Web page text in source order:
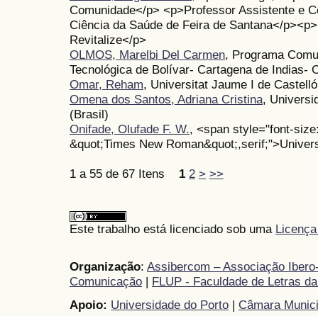
Comunidade</p> <p>Professor Assistente e
Ciência da Saúde de Feira de Santana</
Revitalize</p>
OLMOS, Marelbi Del Carmen, Programa
Tecnológica de Bolívar- Cartagena de Indias-
Omar, Reham, Universitat Jaume I de
Omena dos Santos, Adriana Cristina,
(Brasil)
Onifade, Olufade F. W., <span style="font-
&quot;Times New
1 a 55 de 67 Itens 1 2 > >>
Este trabalho está licenciado sob uma
Organização: Assibercom – Associação
Comunicação | FLUP - Faculdade de Letras
Apoio: Universidade do Porto | Câmara